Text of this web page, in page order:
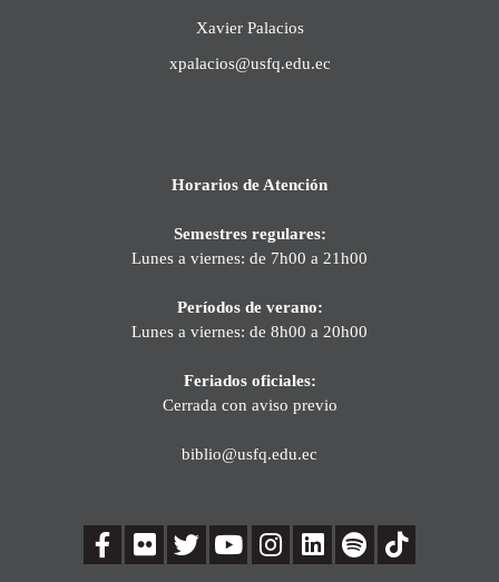
Xavier Palacios
xpalacios@usfq.edu.ec
Horarios de Atención
Semestres regulares:
Lunes a viernes: de 7h00 a 21h00
Períodos de verano:
Lunes a viernes: de 8h00 a 20h00
Feriados oficiales:
Cerrada con aviso previo
biblio@usfq.edu.ec